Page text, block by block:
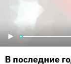
В последние